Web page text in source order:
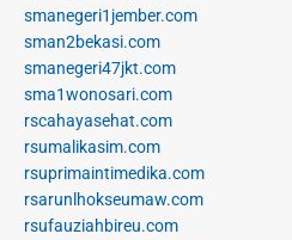
smanegeri1jember.com
sman2bekasi.com
smanegeri47jkt.com
sma1wonosari.com
rscahayasehat.com
rsumalikasim.com
rsuprimaintimedika.com
rsarunlhokseumaw.com
rsufauziahbireu.com